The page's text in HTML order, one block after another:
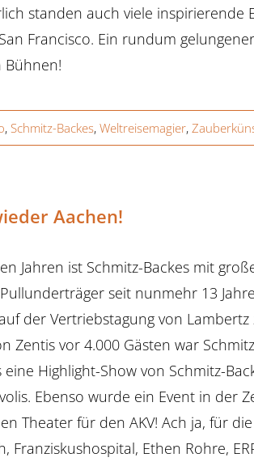
standen auch viele inspirierende
Francisco. Ein rundum
Bühnen!
, Schmitz-Backes, Weltreisemagier,
Aachen!
Jahren ist Schmitz-Backes mit
seit nunmehr 13
der Vertriebstagung von
Zentis vor 4.000 Gästen war
eine Highlight-Show von Schmitz-
Ebenso wurde ein Event in der
Theater für den AKV! Ach ja, für
Franziskushospital, Ethen Rohre,